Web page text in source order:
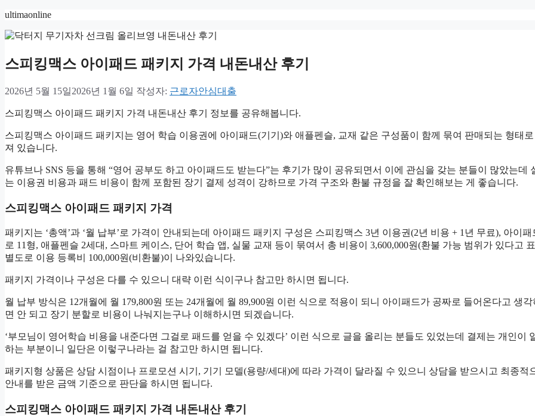
컨
츠
건
뛰
ultimaonline
스피킹맥스 아이패드 패키지 가격 내돈내산 후기
2026년 5월 15일2026년 1월 6일 작성자: 근로자안심대출
스피킹맥스 아이패드 패키지 가격 내돈내산 후기 정보를 공유해봅니다.
스피킹맥스 아이패드 패키지는 영어 학습 이용권에 아이패드(기기)와 애플펜슬, 교재 같은 구성품이 함께 묶여 판매되는 형태로
져 있습니다.
유튜브나 SNS 등을 통해 “영어 공부도 하고 아이패드도 받는다”는 후기가 많이 공유되면서 이에 관심을 갖는 분들이 많았는데
는 이용권 비용과 패드 비용이 함께 포함된 장기 결제 성격이 강하므로 가격 구조와 환불 규정을 잘 확인해보는 게 좋습니다.
스피킹맥스 아이패드 패키지 가격
패키지는 ‘총액’과 ‘월 납부’로 가격이 안내되는데 아이패드 패키지 구성은 스피킹맥스 3년 이용권(2년 비용 + 1년 무료), 아이패
로 11형, 애플펜슬 2세대, 스마트 케이스, 단어 학습 앱, 실물 교재 등이 묶여서 총 비용이 3,600,000원(환불 가능 범위가 있다고
별도로 이용 등록비 100,000원(비환불)이 나와있습니다.
패키지 가격이나 구성은 다를 수 있으니 대략 이런 식이구나 참고만 하시면 됩니다.
월 납부 방식은 12개월에 월 179,800원 또는 24개월에 월 89,900원 이런 식으로 적용이 되니 아이패드가 공짜로 들어온다고 생각
면 안 되고 장기 분할로 비용이 나눠지는구나 이해하시면 되겠습니다.
‘부모님이 영어학습 비용을 내준다면 그걸로 패드를 얻을 수 있겠다’ 이런 식으로 글을 올리는 분들도 있었는데 결제는 개인이
하는 부분이니 일단은 이렇구나라는 걸 참고만 하시면 됩니다.
패키지형 상품은 상담 시점이나 프로모션 시기, 기기 모델(용량/세대)에 따라 가격이 달라질 수 있으니 상담을 받으시고 최종적
안내를 받은 금액 기준으로 판단을 하시면 됩니다.
스피킹맥스 아이패드 패키지 가격 내돈내산 후기